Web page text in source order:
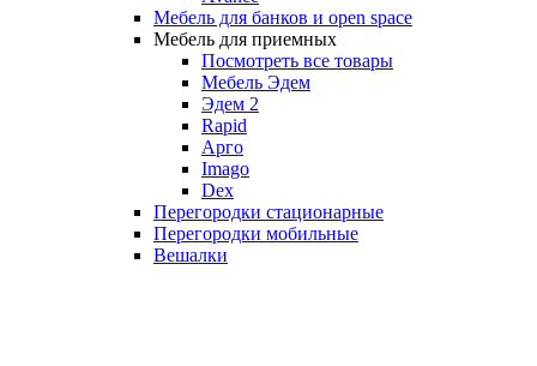
Мебель для банков и open space
Мебель для приемных
Посмотреть все товары
Мебель Эдем
Эдем 2
Rapid
Арго
Imago
Dex
Перегородки стационарные
Перегородки мобильные
Вешалки